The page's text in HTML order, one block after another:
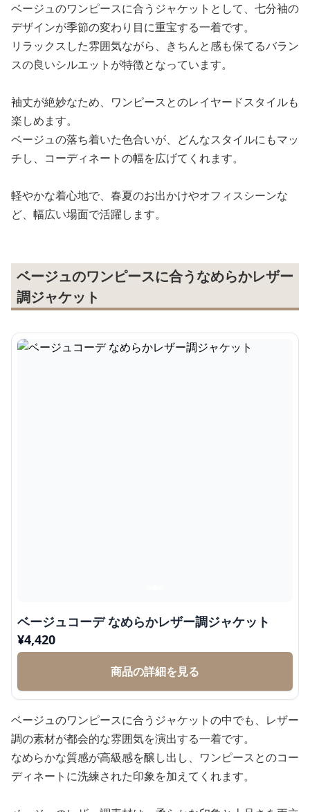
ベージュのワンピースに合うジャケットとして、七分袖の
デザインが季節の変わり目に重宝する一着です。
リラックスした雰囲気ながら、きちんと感も保てるバラン
スの良いシルエットが特徴となっています。
袖丈が絶妙なため、ワンピースとのレイヤードスタイルも
楽しめます。
ベージュの落ち着いた色合いが、どんなスタイルにもマッ
チし、コーディネートの幅を広げてくれます。
軽やかな着心地で、春夏のお出かけやオフィスシーンな
ど、幅広い場面で活躍します。
ベージュのワンピースに合うなめらかレザー
調ジャケット
ベージュコーデ なめらかレザー調ジャケット
¥4,420
商品の詳細を見る
ベージュのワンピースに合うジャケットの中でも、レザー
調の素材が都会的な雰囲気を演出する一着です。
なめらかな質感が高級感を醸し出し、ワンピースとのコー
ディネートに洗練された印象を加えてくれます。